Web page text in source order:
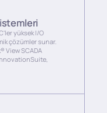
yüksek I/O
çözümler sunar.
View SCADA